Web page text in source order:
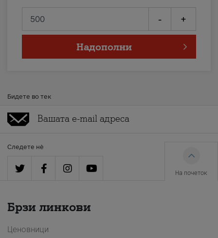
- +
Надополни
Бидете во тек
Следете нè
На почеток
Брзи линкови
Ценовници